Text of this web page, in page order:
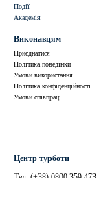
Події
Академія
Виконавцям
Приєднатися
Політика поведінки
Умови використання
Політика конфіденційності
Умови співпраці
Центр турботи
Тел: (+38) 0800 359 473